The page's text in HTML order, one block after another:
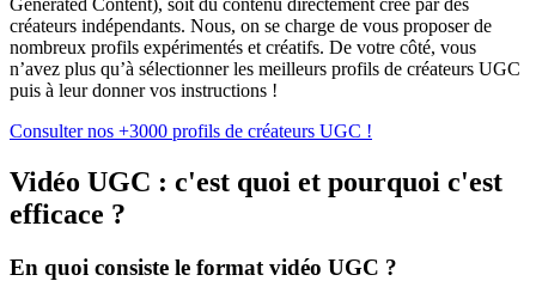
Generated Content), soit du contenu directement créé par des
créateurs indépendants. Nous, on se charge de vous proposer de
nombreux profils expérimentés et créatifs. De votre côté, vous
n’avez plus qu’à sélectionner les meilleurs profils de créateurs UGC
puis à leur donner vos instructions !
Consulter nos +3000 profils de créateurs UGC !
Vidéo UGC : c'est quoi et pourquoi c'est
efficace ?
En quoi consiste le format vidéo UGC ?